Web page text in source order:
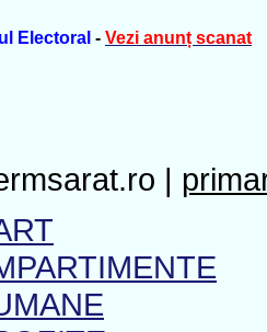
Electoral - Vezi anunț scanat
|